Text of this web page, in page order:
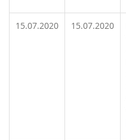
15.07.2020 15.07.2020